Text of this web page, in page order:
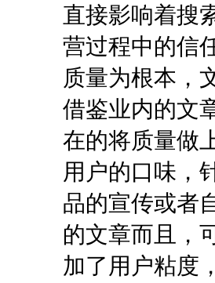
直接影响着搜
营过程中的信
质量为根本，
借鉴业内的文
在的将质量做
用户的口味，
品的宣传或者
的文章而且，
加了用户粘度